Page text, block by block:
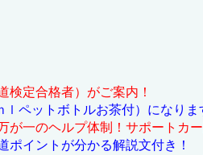
定合格者）がご案内！
ペットボトルお茶付）になりま
一のヘルプ体制！サポートカー
イントが分かる解説文付き！